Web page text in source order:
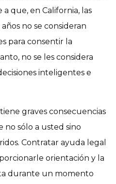
que, en California, las
no se consideran
para consentir la
no se les considera
inteligentes e
graves consecuencias
no sólo a usted sino
Contratar ayuda legal
orientación y la
durante un momento